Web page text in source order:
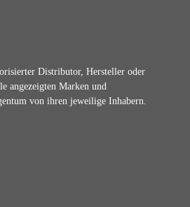
Distributor, Hersteller oder
angezeigten Marken und
von ihren jeweilige Inhabern.